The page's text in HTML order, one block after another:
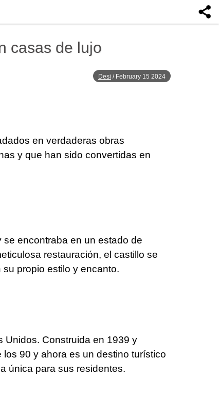
casas de lujo
Desi / February 15 2024
en verdaderas obras
y que han sido convertidas en
se encontraba en un estado de
restauración, el castillo se
propio estilo y encanto.
Unidos. Construida en 1939 y
90 y ahora es un destino turístico
única para sus residentes.